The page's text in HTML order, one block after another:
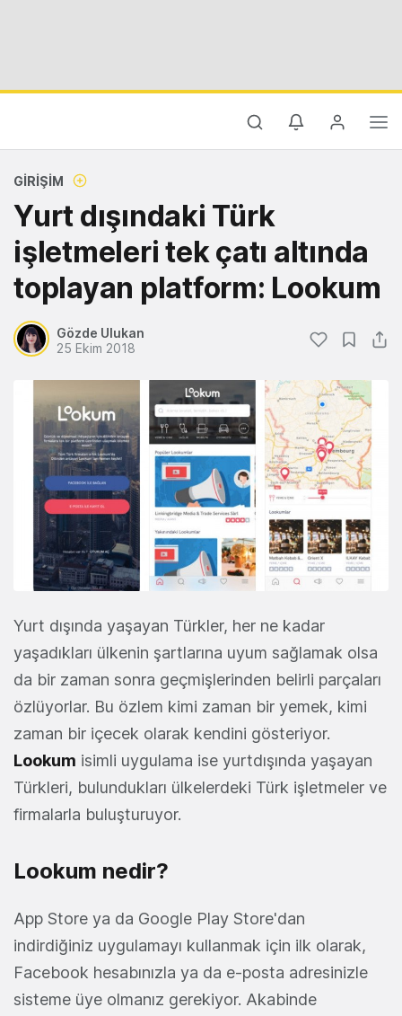
GIRIŞIM
Yurt dışındaki Türk
işletmeleri tek çatı altında
toplayan platform: Lookum
Gözde Ulukan
25 Ekim 2018
Yurt dışında yaşayan Türkler, her ne kadar
yaşadıkları ülkenin şartlarına uyum sağlamak olsa
da bir zaman sonra geçmişlerinden belirli parçaları
özlüyorlar. Bu özlem kimi zaman bir yemek, kimi
zaman bir içecek olarak kendini gösteriyor.
Lookum isimli uygulama ise yurtdışında yaşayan
Türkleri, bulundukları ülkelerdeki Türk işletmeler ve
firmalarla buluşturuyor.
Lookum nedir?
App Store ya da Google Play Store'dan
indirdiğiniz uygulamayı kullanmak için ilk olarak,
Facebook hesabınızla ya da e-posta adresinizle
sisteme üye olmanız gerekiyor. Akabinde